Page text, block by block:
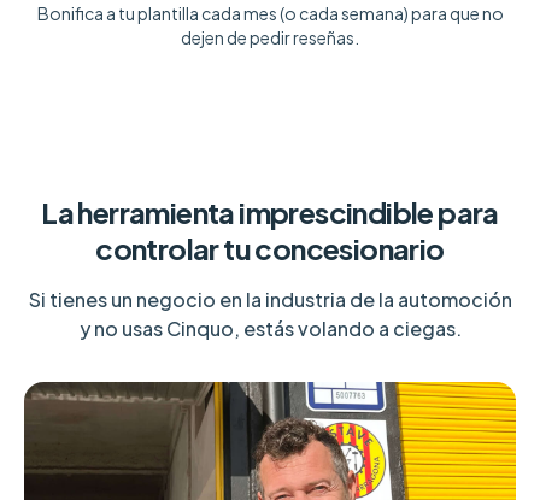
Bonifica a tu plantilla cada mes (o cada semana) para que no
dejen de pedir reseñas.
La herramienta imprescindible para
controlar tu concesionario
Si tienes un negocio en la industria de la automoción
y no usas Cinquo, estás volando a ciegas.